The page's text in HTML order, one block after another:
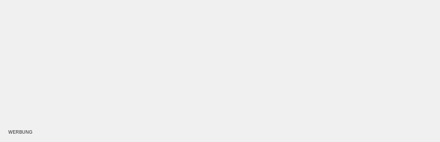
WERBUNG